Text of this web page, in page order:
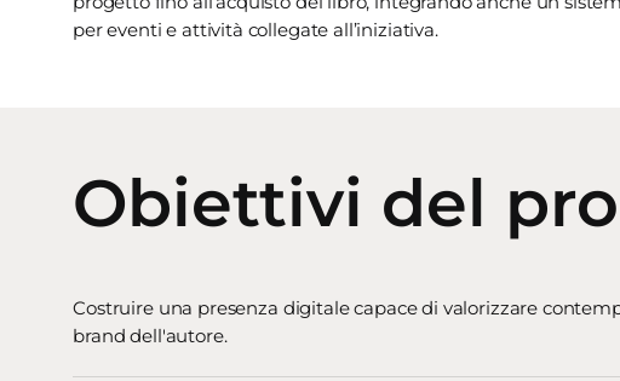
per eventi e attività collegate all’iniziativa.
Obiettivi del
Costruire una presenza digitale capace di valorizzare
brand dell'autore.